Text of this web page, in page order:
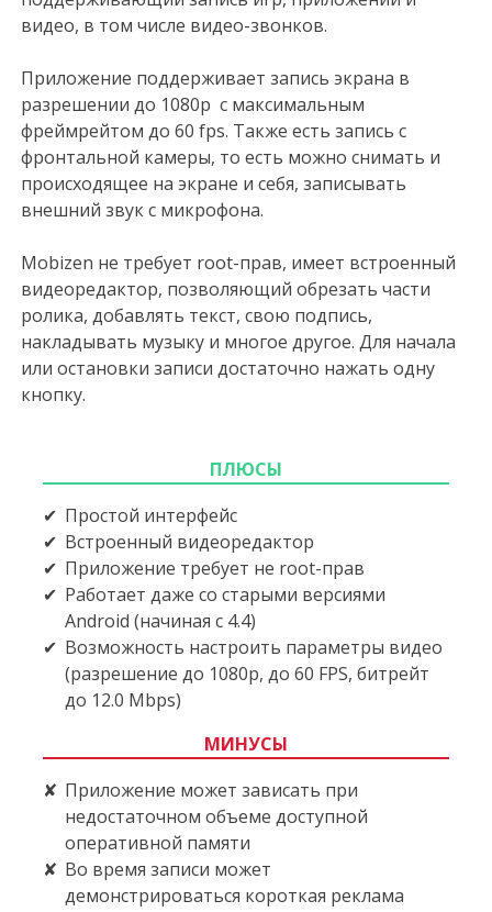
видео, в том числе видео-звонков.
Приложение поддерживает запись экрана в
разрешении до 1080p с максимальным
фреймрейтом до 60 fps. Также есть запись с
фронтальной камеры, то есть можно снимать и
происходящее на экране и себя, записывать
внешний звук с микрофона.
Mobizen не требует root-прав, имеет встроенный
видеоредактор, позволяющий обрезать части
ролика, добавлять текст, свою подпись,
накладывать музыку и многое другое. Для начала
или остановки записи достаточно нажать одну
кнопку.
ПЛЮСЫ
Простой интерфейс
Встроенный видеоредактор
Приложение требует не root-прав
Работает даже со старыми версиями
Android (начиная с 4.4)
Возможность настроить параметры видео
(разрешение до 1080p, до 60 FPS, битрейт
до 12.0 Mbps)
МИНУСЫ
Приложение может зависать при
недостаточном объеме доступной
оперативной памяти
Во время записи может
демонстрироваться короткая реклама